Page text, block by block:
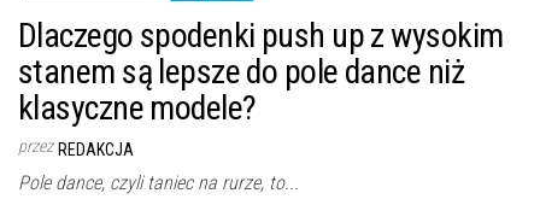
Dlaczego spodenki push up z wysokim
stanem są lepsze do pole dance niż
klasyczne modele?
przez REDAKCJA
Pole dance, czyli taniec na rurze, to...